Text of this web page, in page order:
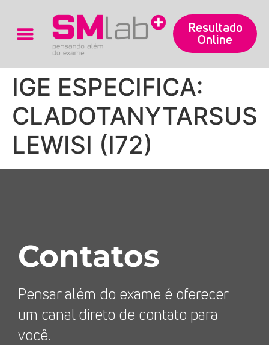
Resultado
Online
IGE ESPECIFICA:
CLADOTANYTARSUS
LEWISI (I72)
Contatos
Pensar além do exame é oferecer
um canal direto de contato para
você.